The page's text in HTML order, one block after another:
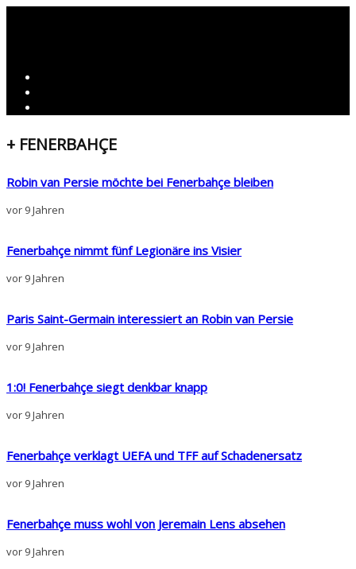
+ FENERBAHÇE
Robin van Persie möchte bei Fenerbahçe bleiben
vor 9 Jahren
Fenerbahçe nimmt fünf Legionäre ins Visier
vor 9 Jahren
Paris Saint-Germain interessiert an Robin van Persie
vor 9 Jahren
1:0! Fenerbahçe siegt denkbar knapp
vor 9 Jahren
Fenerbahçe verklagt UEFA und TFF auf Schadenersatz
vor 9 Jahren
Fenerbahçe muss wohl von Jeremain Lens absehen
vor 9 Jahren